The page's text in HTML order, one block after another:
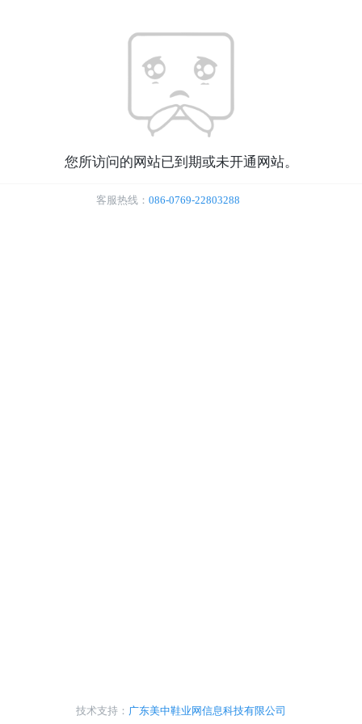
您所访问的网站已到期或未开通网站。
客服热线： 086-0769-22803288
技术支持： 广东美中鞋业网信息科技有限公司